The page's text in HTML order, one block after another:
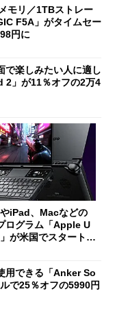
モリ／1TBストレー
F5A」がタイムセー
円に
で楽しみたい人に適し
2」が11％オフの2万4
iPad、Macなどの
ログラム「Apple U
が米国でスタート／
...
用できる「Anker So
で25％オフの5990円